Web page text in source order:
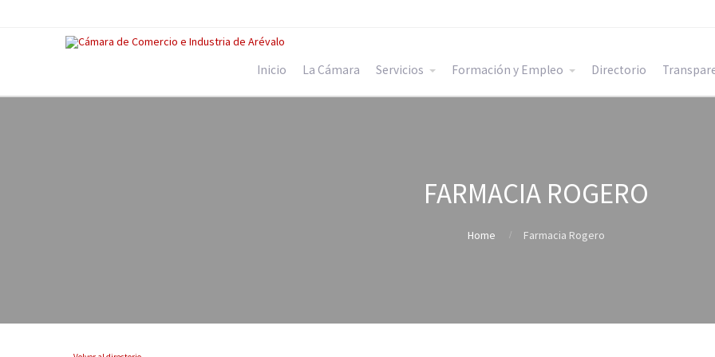
Inicio La Cámara Servicios Formación y Empleo Directorio
FARMACIA ROGERO
Home Farmacia Rogero